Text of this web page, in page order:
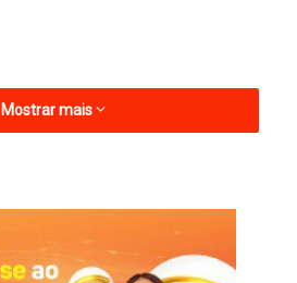
Mostrar mais